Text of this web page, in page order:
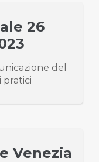
26
del
pratici
Venezia